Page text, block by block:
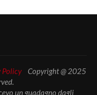
PolicyCopyright @ 2025
un guadagno dagli